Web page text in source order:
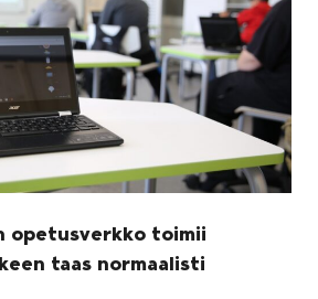
opetusverkko toimii
taas normaalisti